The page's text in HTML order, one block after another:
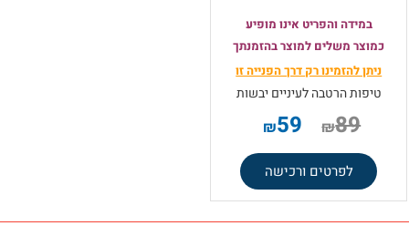
במידה והפריט אינו מופיע
כמוצר משלים למוצר בהזמנתך
ניתן להזמינו רק דרך הפנייה זו
טיפות הרטבה לעיניים יבשות
₪89
₪59
לפרטים ורכישה